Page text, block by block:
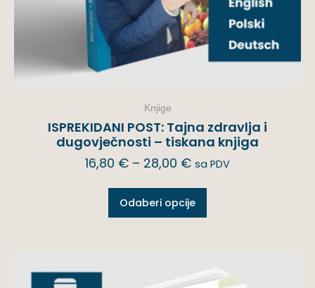
Knjige
ISPREKIDANI POST: Tajna zdravlja i
dugovječnosti – tiskana knjiga
16,80 € – 28,00 € sa PDV
Odaberi opcije